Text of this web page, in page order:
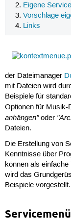
Eigene
Vorschläge
Links
der Dateimanager
mit Dateien wird
Beispiele für
Optionen für Musik-
anhängen"oder
Dateien.
Die Erstellung von
Kenntnisse über
können als
wird das
Beispiele vorgestellt.